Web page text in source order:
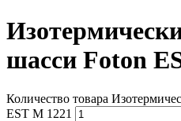
шасси Foton
Количество товара
EST M 1221